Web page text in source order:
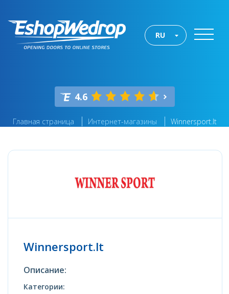
RU
4.6
Главная страница Интернет-магазины Winnersport.lt
Winnersport.lt
Описание:
Категории: